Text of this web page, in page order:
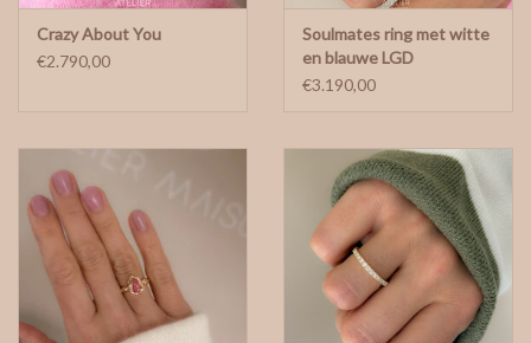
Oorbellen
MAAK EEN AFSPRAAK
Crazy About You
€2.790,00
Soulmates ring met witte
en blauwe LGD
€3.190,00